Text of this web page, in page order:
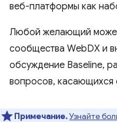
веб-платформы как
Любой желающий
сообщества WebDX и
обсуждение Baseline,
вопросов, касающихся
Примечание.Узнайте